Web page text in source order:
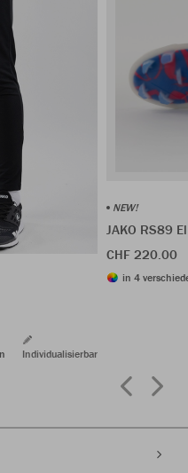
Individualisierbar
NEW!
JAKO RS89
CHF 220.00
in 4